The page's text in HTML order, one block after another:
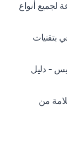
24 ساعة لجميع أنواع
بتقنيات
- دليل
من